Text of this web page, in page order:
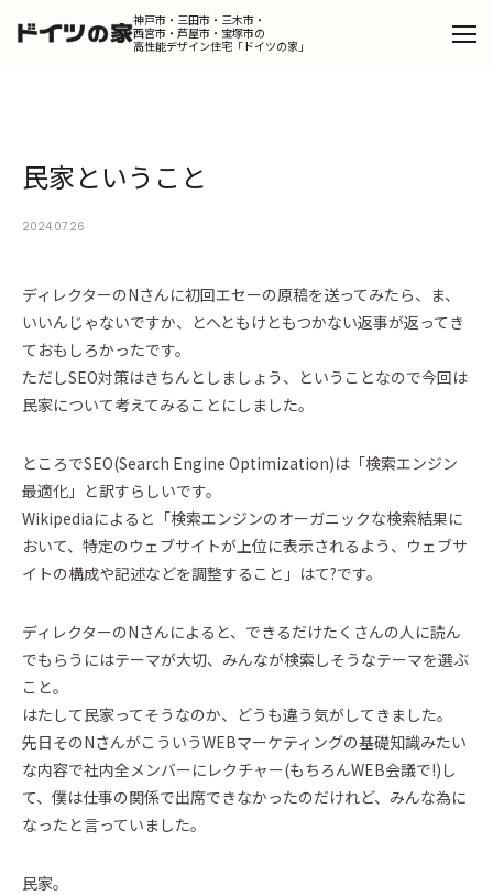
神戸市・三田市・三木市・
西宮市・芦屋市・宝塚市の
高性能デザイン住宅「ドイツの家」
Design
Works
施工事例
Portfolio
ポートフォリオ
Dialog
Column
コラム
Event
イベント・お知らせ
Essay
Architect Introduction
建築家紹介
Owner Interview
ZEH Builder
Support
Company
民家ということ
2024.07.26
ディレクターのNさんに初回エセーの原稿を送ってみたら、ま、
いいんじゃないですか、とへともけともつかない返事が返ってき
ておもしろかったです。
ただしSEO対策はきちんとしましょう、ということなので今回は
民家について考えてみることにしました。
ところでSEO(Search Engine Optimization)は「検索エンジン
最適化」と訳すらしいです。
Wikipediaによると「検索エンジンのオーガニックな検索結果に
おいて、特定のウェブサイトが上位に表示されるよう、ウェブサ
イトの構成や記述などを調整すること」はて?です。
ディレクターのNさんによると、できるだけたくさんの人に読ん
でもらうにはテーマが大切、みんなが検索しそうなテーマを選ぶ
こと。
はたして民家ってそうなのか、どうも違う気がしてきました。
先日そのNさんがこういうWEBマーケティングの基礎知識みたい
な内容で社内全メンバーにレクチャー(もちろんWEB会議で!)し
て、僕は仕事の関係で出席できなかったのだけれど、みんな為に
なったと言っていました。
民家。